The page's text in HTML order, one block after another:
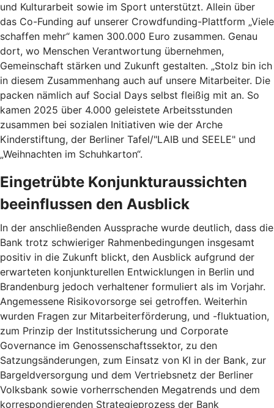
und Kulturarbeit sowie im Sport unterstützt. Allein über
das Co-Funding auf unserer Crowdfunding-Plattform „Viele
schaffen mehr“ kamen 300.000 Euro zusammen. Genau
dort, wo Menschen Verantwortung übernehmen,
Gemeinschaft stärken und Zukunft gestalten. „Stolz bin ich
in diesem Zusammenhang auch auf unsere Mitarbeiter. Die
packen nämlich auf Social Days selbst fleißig mit an. So
kamen 2025 über 4.000 geleistete Arbeitsstunden
zusammen bei sozialen Initiativen wie der Arche
Kinderstiftung, der Berliner Tafel/"LAIB und SEELE" und
„Weihnachten im Schuhkarton“.
Eingetrübte Konjunkturaussichten
beeinflussen den Ausblick
In der anschließenden Aussprache wurde deutlich, dass die
Bank trotz schwieriger Rahmenbedingungen insgesamt
positiv in die Zukunft blickt, den Ausblick aufgrund der
erwarteten konjunkturellen Entwicklungen in Berlin und
Brandenburg jedoch verhaltener formuliert als im Vorjahr.
Angemessene Risikovorsorge sei getroffen. Weiterhin
wurden Fragen zur Mitarbeiterförderung, und -fluktuation,
zum Prinzip der Institutssicherung und Corporate
Governance im Genossenschaftssektor, zu den
Satzungsänderungen, zum Einsatz von KI in der Bank, zur
Bargeldversorgung und dem Vertriebsnetz der Berliner
Volksbank sowie vorherrschenden Megatrends und dem
korrespondierenden Strategieprozess der Bank